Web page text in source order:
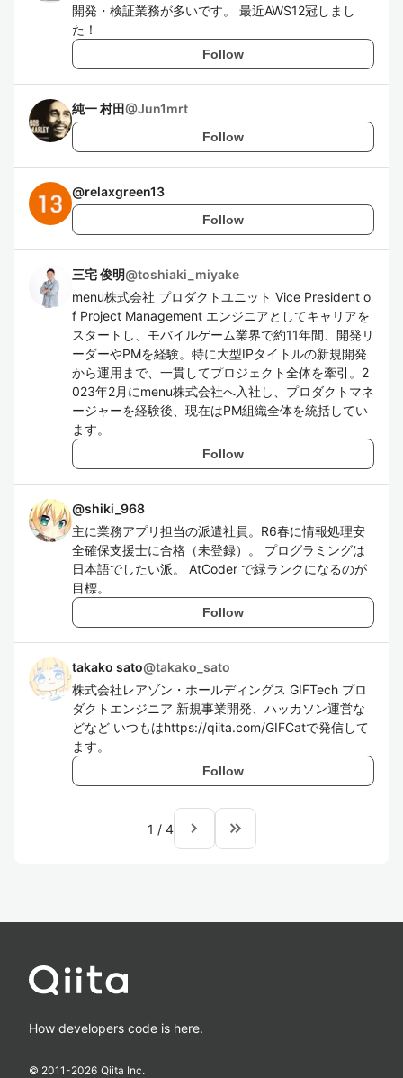
開発・検証業務が多いです。 最近AWS12冠しまし
た！
Follow
純一 村田@Jun1mrt
Follow
@relaxgreen13
Follow
三宅 俊明@toshiaki_miyake
menu株式会社 プロダクトユニット Vice President o
f Project Management エンジニアとしてキャリアを
スタートし、モバイルゲーム業界で約11年間、開発リ
ーダーやPMを経験。特に大型IPタイトルの新規開発
から運用まで、一貫してプロジェクト全体を牽引。2
023年2月にmenu株式会社へ入社し、プロダクトマネ
ージャーを経験後、現在はPM組織全体を統括してい
ます。
Follow
@shiki_968
主に業務アプリ担当の派遣社員。R6春に情報処理安
全確保支援士に合格（未登録）。 プログラミングは
日本語でしたい派。 AtCoder で緑ランクになるのが
目標。
Follow
takako sato@takako_sato
株式会社レアゾン・ホールディングス GIFTech プロ
ダクトエンジニア 新規事業開発、ハッカソン運営な
どなど いつもはhttps://qiita.com/GIFCatで発信して
ます。
Follow
1 / 4 navigate_next keyboard_double_arrow_right
How developers code is here.
© 2011-2026 Qiita Inc.